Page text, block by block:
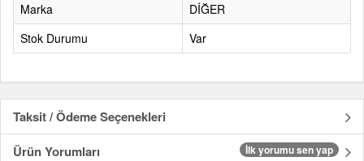
Marka
DİĞER
Stok Durumu
Var
Taksit / Ödeme Seçenekleri
Ürün Yorumları
İlk yorumu sen yap